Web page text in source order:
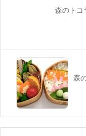
森のトコ
森